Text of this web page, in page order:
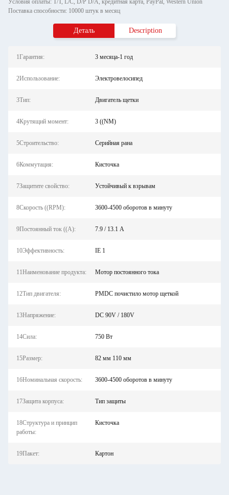
Условия оплаты: T/T, L/C, D/P D/A, кредитная карта, PayPal, Western Union
Поставка способности: 10000 штук в месяц
Деталь Description
1Гарантия: 3 месяца-1 год
2Использование: Электровелосипед
3Тип: Двигатель щетки
4Крутящий момент: 3 ((NM)
5Строительство: Серийная рана
6Коммутация: Кисточка
7Защитите свойство: Устойчивый к взрывам
8Скорость ((RPM): 3600-4500 оборотов в минуту
9Постоянный ток ((А): 7.9 / 13.1 А
10Эффективность: IE 1
11Наименование продукта: Мотор постоянного тока
12Тип двигателя: PMDC почистило мотор щеткой
13Напряжение: DC 90V / 180V
14Сила: 750 Вт
15Размер: 82 мм 110 мм
16Номинальная скорость: 3600-4500 оборотов в минуту
17Защита корпуса: Тип защиты
18Структура и принцип
работы:
Кисточка
19Пакет: Картон